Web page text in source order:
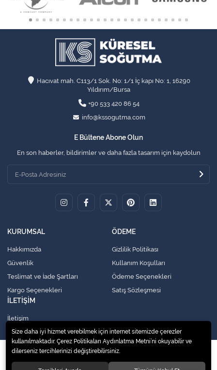
Hacıvat mah. C113/1 Sok. No: 1/1 İç kapı No: 1, 16290
Yıldırım/Bursa
+90 533 420 86 54
info@kssogutma.com
E Bültene Abone Olun
En son haberler, bildirimler ve daha fazla tasarım için kaydolun
KURUMSAL
Hakkımızda
Güvenlik
Teslimat ve İade Şartları
Kargo Seçenekleri
ÖDEME
Gizlilik Politikası
Kullanım Koşulları
Ödeme Seçenekleri
Satış Sözleşmesi
İLETİŞİM
İletişim
© 2020Küresel Soğutma Sistemleri Yedek Parça San. Ve Tic. Ltd. Şti.
Size daha iyi hizmet verebilmek için internet sitemizde çerezler
kullanılmaktadır. Çerez Politikaları Aydınlatma Metni’ni okuyabilir ve
dilerseniz tercihlerinizi değiştirebilirsiniz.